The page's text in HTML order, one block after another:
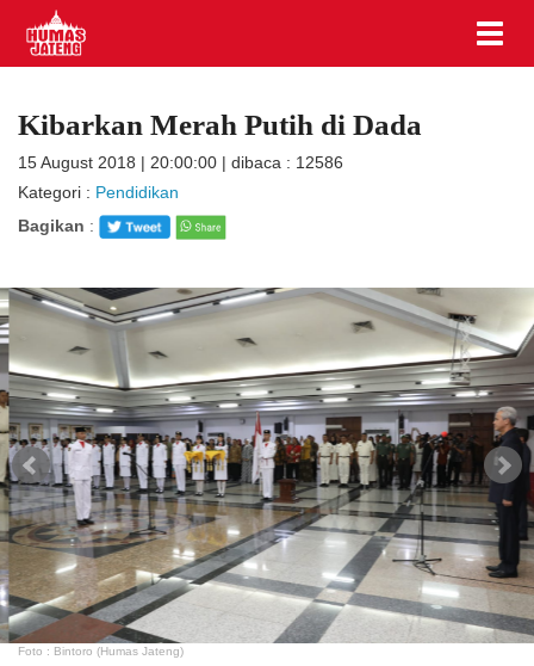
Kibarkan Merah Putih di Dada
15 August 2018 | 20:00:00 | dibaca : 12586
Kategori : Pendidikan
Bagikan :
Foto : Bintoro (Humas Jateng)